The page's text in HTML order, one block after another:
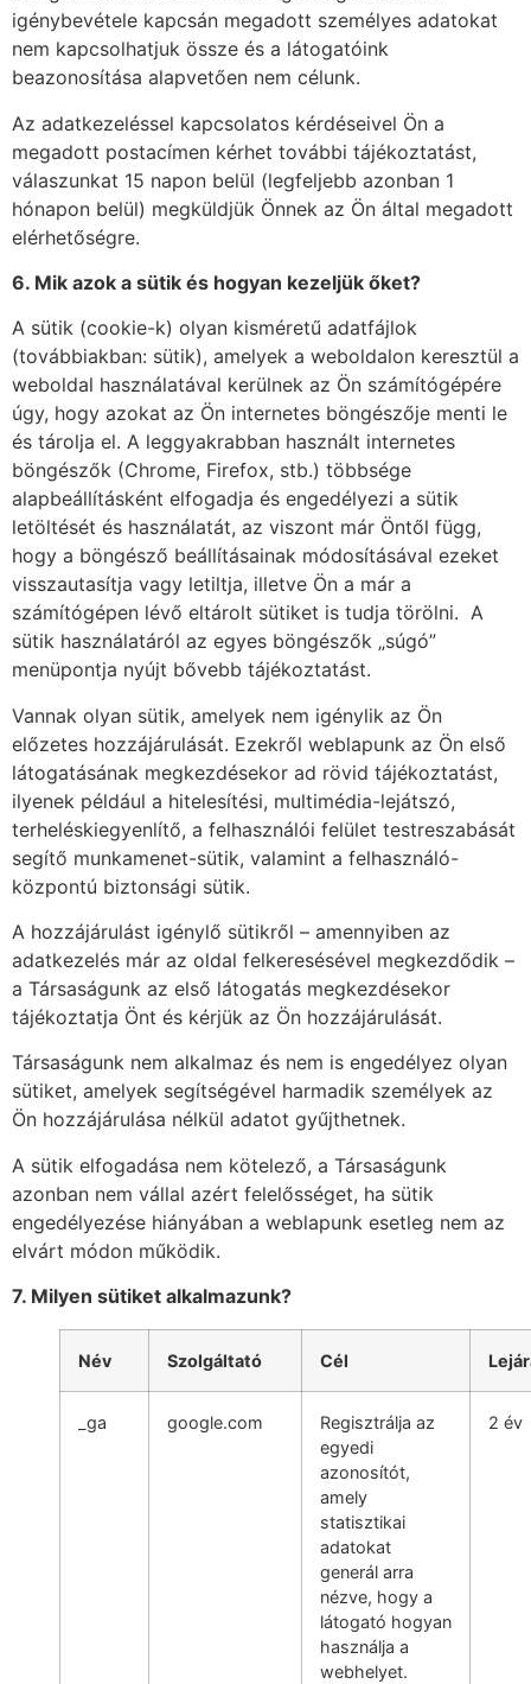
igénybevétele kapcsán megadott személyes adatokat
nem kapcsolhatjuk össze és a látogatóink
beazonosítása alapvetően nem célunk.
Az adatkezeléssel kapcsolatos kérdéseivel Ön a
megadott postacímen kérhet további tájékoztatást,
válaszunkat 15 napon belül (legfeljebb azonban 1
hónapon belül) megküldjük Önnek az Ön által megadott
elérhetőségre.
6. Mik azok a sütik és hogyan kezeljük őket?
A sütik (cookie-k) olyan kisméretű adatfájlok
(továbbiakban: sütik), amelyek a weboldalon keresztül a
weboldal használatával kerülnek az Ön számítógépére
úgy, hogy azokat az Ön internetes böngészője menti le
és tárolja el. A leggyakrabban használt internetes
böngészők (Chrome, Firefox, stb.) többsége
alapbeállításként elfogadja és engedélyezi a sütik
letöltését és használatát, az viszont már Öntől függ,
hogy a böngésző beállításainak módosításával ezeket
visszautasítja vagy letiltja, illetve Ön a már a
számítógépen lévő eltárolt sütiket is tudja törölni. A
sütik használatáról az egyes böngészők „súgó”
menüpontja nyújt bővebb tájékoztatást.
Vannak olyan sütik, amelyek nem igénylik az Ön
előzetes hozzájárulását. Ezekről weblapunk az Ön első
látogatásának megkezdésekor ad rövid tájékoztatást,
ilyenek például a hitelesítési, multimédia-lejátszó,
terheléskiegyenlítő, a felhasználói felület testreszabását
segítő munkamenet-sütik, valamint a felhasználó-
központú biztonsági sütik.
A hozzájárulást igénylő sütikről – amennyiben az
adatkezelés már az oldal felkeresésével megkezdődik –
a Társaságunk az első látogatás megkezdésekor
tájékoztatja Önt és kérjük az Ön hozzájárulását.
Társaságunk nem alkalmaz és nem is engedélyez olyan
sütiket, amelyek segítségével harmadik személyek az
Ön hozzájárulása nélkül adatot gyűjthetnek.
A sütik elfogadása nem kötelező, a Társaságunk
azonban nem vállal azért felelősséget, ha sütik
engedélyezése hiányában a weblapunk esetleg nem az
elvárt módon működik.
7. Milyen sütiket alkalmazunk?
Név Szolgáltató Cél
_ga google.com
Regisztrálja az
egyedi
azonosítót,
amely
statisztikai
adatokat
generál arra
nézve, hogy a
látogató hogyan
használja a
webhelyet.
2 év